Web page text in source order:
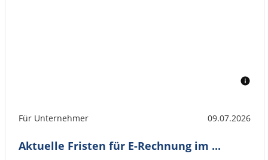
Für Unternehmer 09.07.2026
Aktuelle Fristen für E-Rechnung im ...